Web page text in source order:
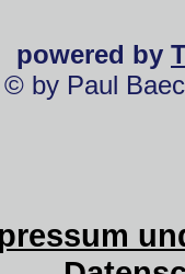
powered by
© by Paul